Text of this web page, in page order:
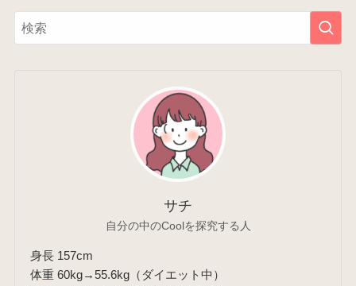
サチ
自分の中のCoolを探究する人
身長 157cm
体重 60kg→55.6kg（ダイエット中）